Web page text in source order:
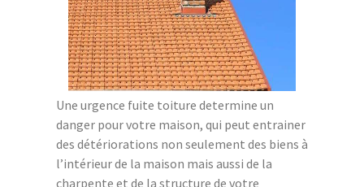
Une urgence fuite toiture determine un
danger pour votre maison, qui peut entrainer
des détériorations non seulement des biens à
l’intérieur de la maison mais aussi de la
charpente et de la structure de votre